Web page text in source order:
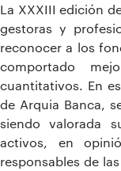
La XXXIII edición
gestoras y
reconocer a los
comportado
cuantitativos. En
de Arquia Banca,
siendo valorada
activos, en
responsables de